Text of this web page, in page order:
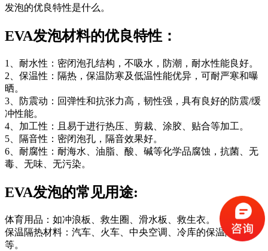
发泡的优良特性是什么。
EVA发泡材料的优良特性：
1、耐水性：密闭泡孔结构，不吸水，防潮，耐水性能良好。
2、保温性：隔热，保温防寒及低温性能优异，可耐严寒和曝
晒。
3、防震动：回弹性和抗张力高，韧性强，具有良好的防震/缓
冲性能。
4、加工性：且易于进行热压、剪裁、涂胶、贴合等加工。
5、隔音性：密闭泡孔，隔音效果好。
6、耐腐性：耐海水、油脂、酸、碱等化学品腐蚀，抗菌、无
毒、无味、无污染。
EVA发泡的常见用途:
体育用品：如冲浪板、救生圈、滑水板、救生衣。
保温隔热材料：汽车、火车、中央空调、冷库的保温隔热等
等。